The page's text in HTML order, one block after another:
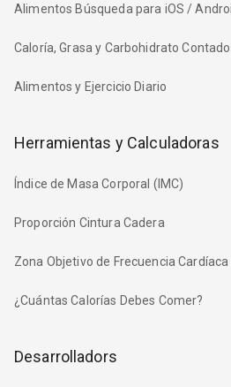
Alimentos Búsqueda para iOS /
Caloría, Grasa y Carbohidrato
Alimentos y Ejercicio Diario
Herramientas y Calculadoras
Índice de Masa Corporal (IMC)
Proporción Cintura Cadera
Zona Objetivo de Frecuencia Cardíaca
¿Cuántas Calorías Debes Comer?
Desarrolladors